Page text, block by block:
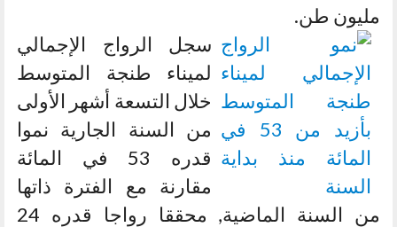
مليون طن.
سجل الرواج الإجمالي
لميناء طنجة المتوسط
خلال التسعة أشهر الأولى
من السنة الجارية نموا
قدره 53 في المائة
مقارنة مع الفترة ذاتها
من السنة الماضية, محققا رواجا قدره 24